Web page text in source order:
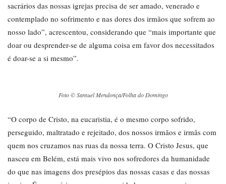
sacrários das nossas igrejas precisa de ser amado, venerado e
contemplado no sofrimento e nas dores dos irmãos que sofrem ao
nosso lado”, acrescentou, considerando que “mais importante que
doar ou desprender-se de alguma coisa em favor dos necessitados
é doar-se a si mesmo”.
Foto © Samuel Mendonça/Folha do Domingo
“O corpo de Cristo, na eucaristia, é o mesmo corpo sofrido,
perseguido, maltratado e rejeitado, dos nossos irmãos e irmãs com
quem nos cruzamos nas ruas da nossa terra. O Cristo Jesus, que
nasceu em Belém, está mais vivo nos sofredores da humanidade
do que nas imagens dos presépios das nossas casas e das nossas